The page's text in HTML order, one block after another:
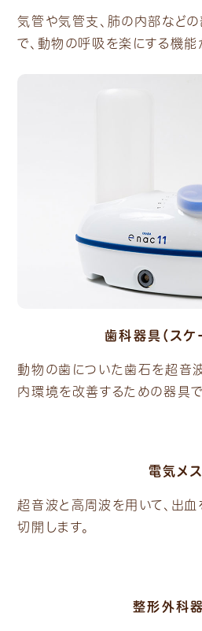
気管や気管支、肺の内部など
で、動物の呼吸を楽にする機能
歯科器具（スケ
動物の歯についた歯石を超音
内環境を改善するための器具で
電気メス
超音波と高周波を用いて、出
切開します。
整形外科